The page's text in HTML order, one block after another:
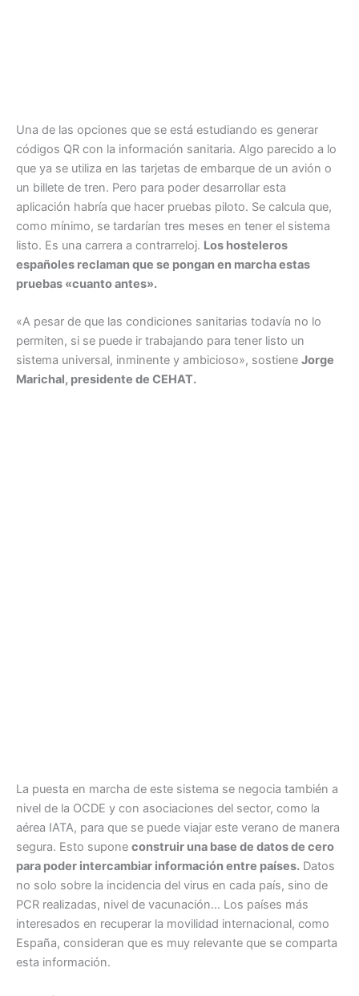
Una de las opciones que se está estudiando es generar
códigos QR con la información sanitaria. Algo parecido a lo
que ya se utiliza en las tarjetas de embarque de un avión o
un billete de tren. Pero para poder desarrollar esta
aplicación habría que hacer pruebas piloto. Se calcula que,
como mínimo, se tardarían tres meses en tener el sistema
listo. Es una carrera a contrarreloj. Los hosteleros
españoles reclaman que se pongan en marcha estas
pruebas «cuanto antes».
«A pesar de que las condiciones sanitarias todavía no lo
permiten, si se puede ir trabajando para tener listo un
sistema universal, inminente y ambicioso», sostiene Jorge
Marichal, presidente de CEHAT.
La puesta en marcha de este sistema se negocia también a
nivel de la OCDE y con asociaciones del sector, como la
aérea IATA, para que se puede viajar este verano de manera
segura. Esto supone construir una base de datos de cero
para poder intercambiar información entre países. Datos
no solo sobre la incidencia del virus en cada país, sino de
PCR realizadas, nivel de vacunación… Los países más
interesados en recuperar la movilidad internacional, como
España, consideran que es muy relevante que se comparta
esta información.